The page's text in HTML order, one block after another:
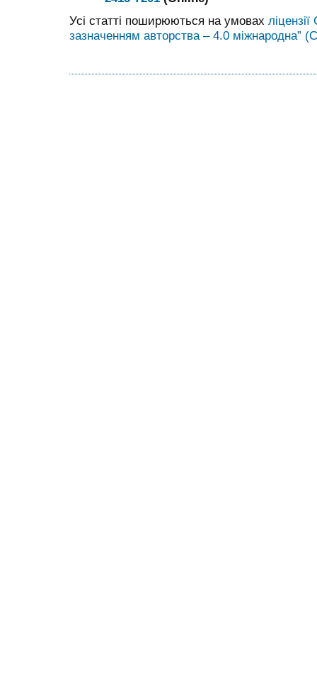
Усі статті поширюються на умовах
зазначенням авторства – 4.0 міжнародна”